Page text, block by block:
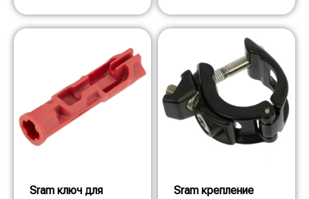
Sram ключ для
Sram крепление